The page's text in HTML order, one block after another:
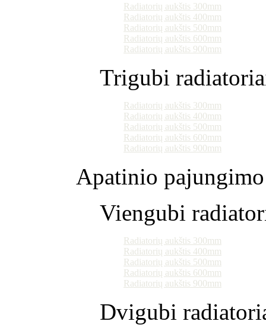
Radiatorių aukštis 300mm
Radiatorių aukštis 400mm
Radiatorių aukštis 500mm
Radiatorių aukštis 600mm
Radiatorių aukštis 900mm
Trigubi
Radiatorių aukštis 300mm
Radiatorių aukštis 400mm
Radiatorių aukštis 500mm
Radiatorių aukštis 600mm
Radiatorių aukštis 900mm
Apatinio
Viengubi
Radiatorių aukštis 300mm
Radiatorių aukštis 400mm
Radiatorių aukštis 500mm
Radiatorių aukštis 600mm
Radiatorių aukštis 900mm
Dvigubi